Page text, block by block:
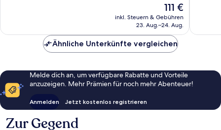
Der
Preis
beträgt
111 €
inkl. Steuern & Gebühren
23. Aug.–24. Aug.
Ähnliche Unterkünfte vergleichen
Melde dich an, um verfügbare Rabatte und Vorteile
anzuzeigen. Mehr Prämien für noch mehr Abenteuer!
Anmelden Jetzt kostenlos registrieren
Zur Gegend